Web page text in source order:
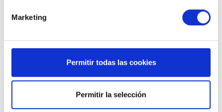
Marketing
Permitir todas las cookies
Permitir la selección
consultes los planes de ayudas en tu Comunidad
requisitos establecidos.
Otros artículos